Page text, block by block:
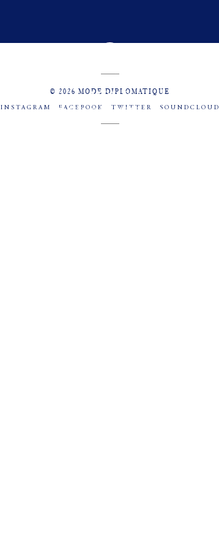
© 2026 MODE DIPLOMATIQUE
INSTAGRAM FACEBOOK TWITTER SOUNDCLOUD